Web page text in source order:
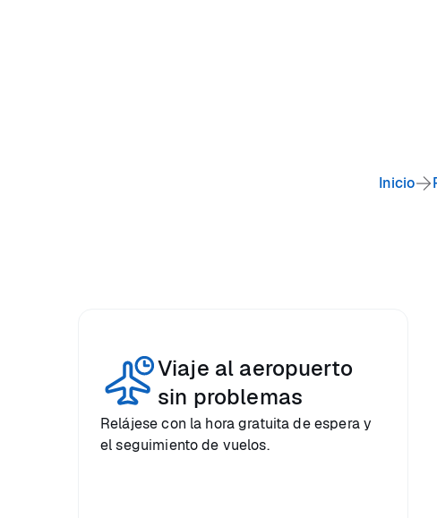
Inicio
Viaje al aeropuerto
sin problemas
Relájese con la hora gratuita de espera y
el seguimiento de vuelos.